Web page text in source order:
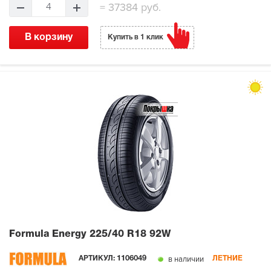
4 = 37384 руб.
В корзину Купить в 1 клик
Formula Energy 225/40 R18 92W
АРТИКУЛ: 1106049 в наличии ЛЕТНИЕ